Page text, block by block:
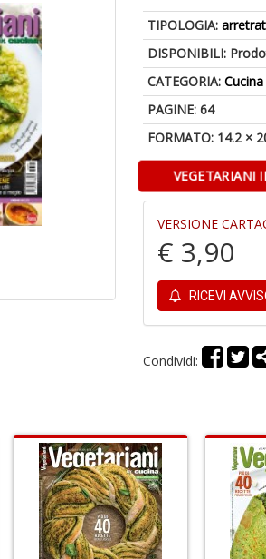
TIPOLOGIA:
DISPONIBILI:
CATEGORIA:Cucina
PAGINE: 64
FORMATO: 14.2 ×
VEGETARIANI
VERSIONE
€ 3,90
RICEVI
Condividi: